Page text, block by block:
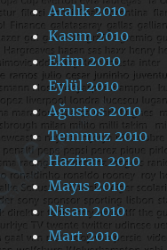
Aralık 2010
Kasım 2010
Ekim 2010
Eylül 2010
Ağustos 2010
Temmuz 2010
Haziran 2010
Mayıs 2010
Nisan 2010
Mart 2010